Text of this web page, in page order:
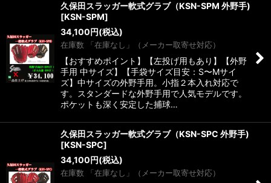
久保田スラッガー軟式グラブ（KSN-SPM 外野手)
[KSN-SPM]
34,100円(税込)
在庫数 「在庫なし」（メーカー取寄せ対応）
【おすすめポイント】【左投げ用もあり】【外野
手用 中サイズ】【手袋サイズ目安：S〜Mサイ
ズ】中サイズの外野手用。小指２本入れ対応で
す。スタンダードな外野手用で人気モデルです。
ポケットも深く安定した捕球…
久保田スラッガー軟式グラブ（KSN-SPC 外野手)
[KSN-SPC]
34,100円(税込)
在庫数 「在庫なし」（メーカー取寄せ対応）